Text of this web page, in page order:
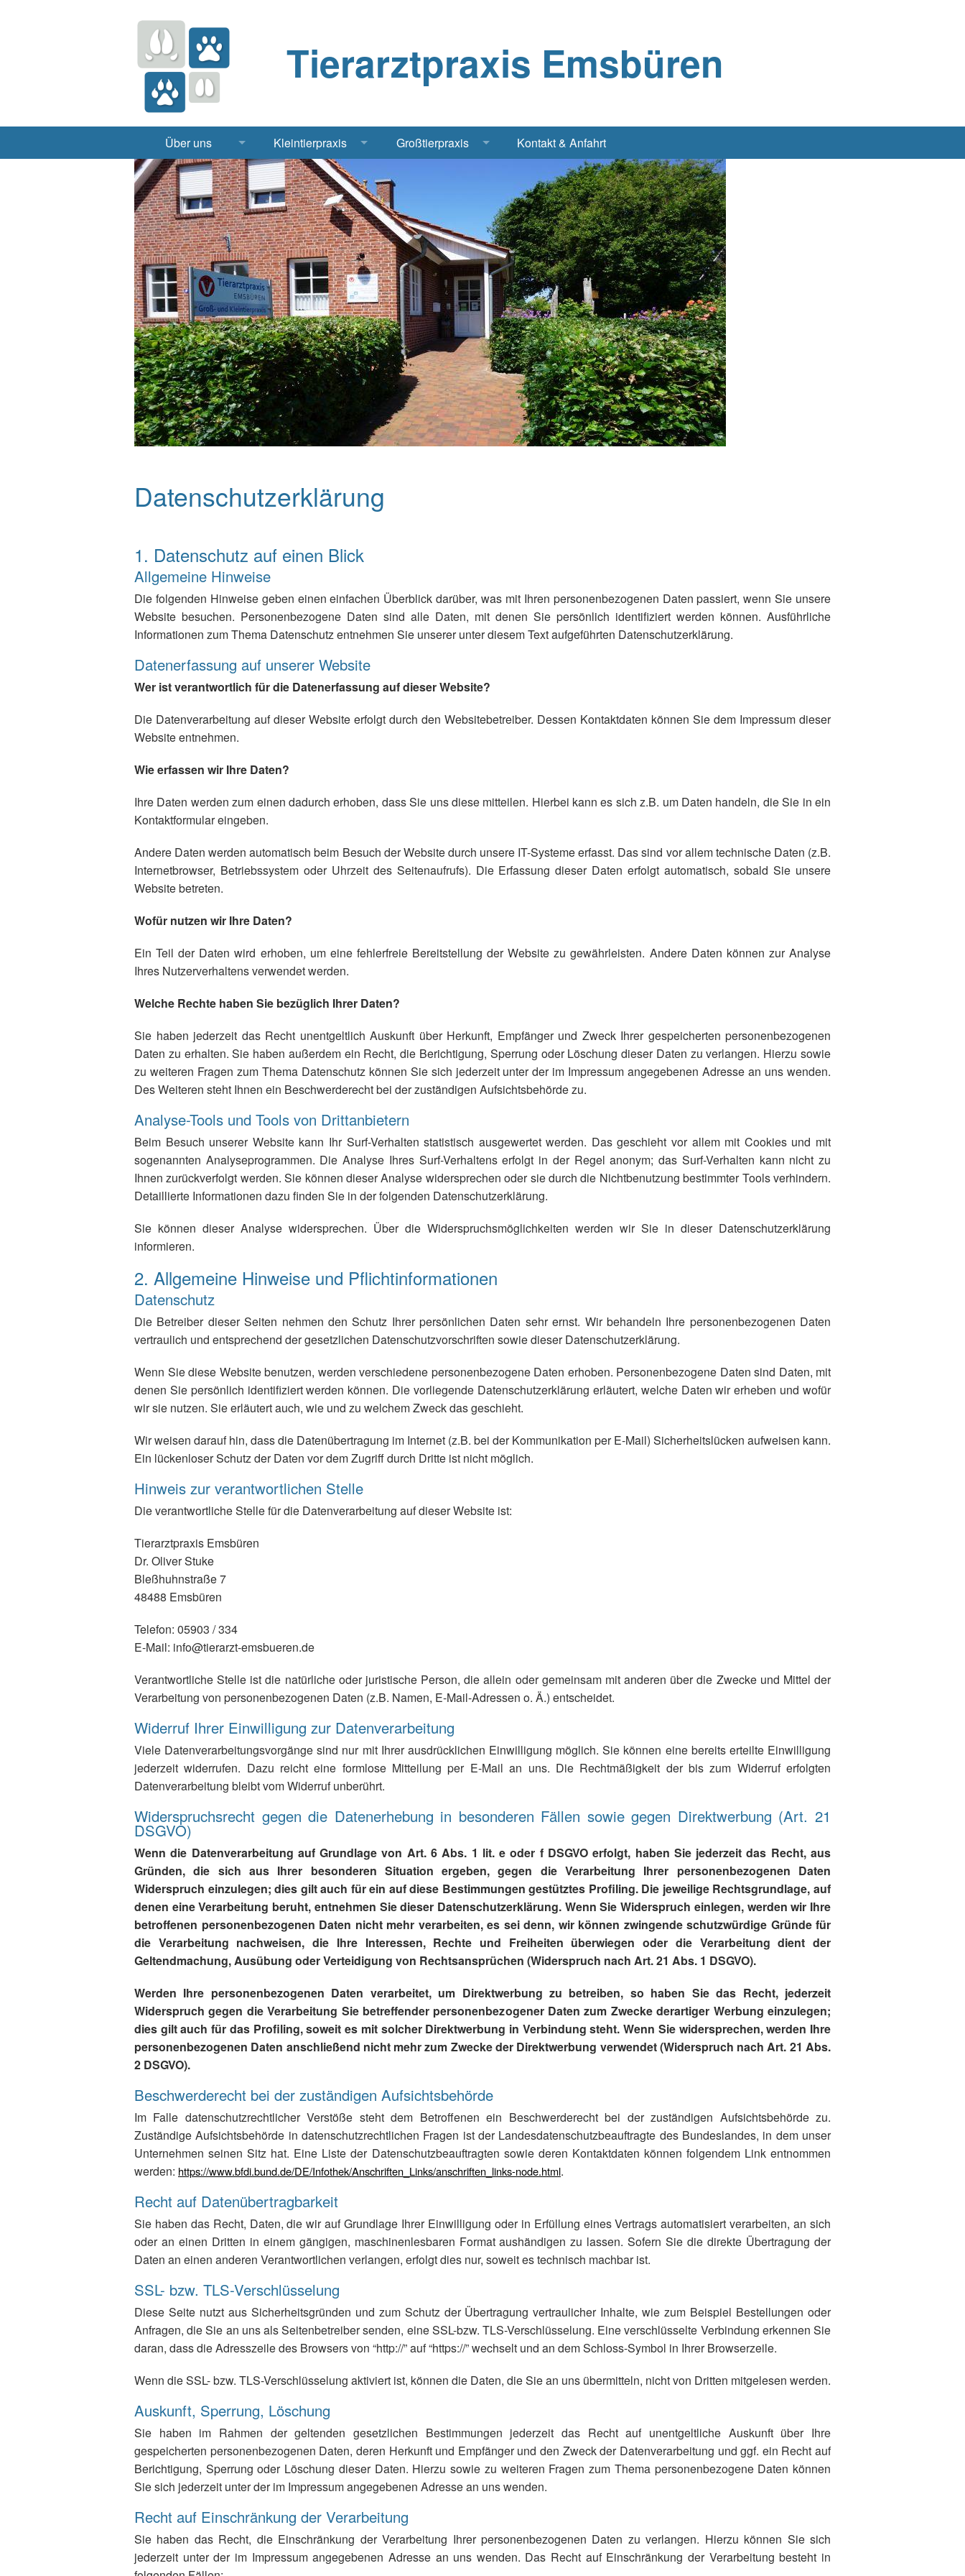
Tierarztpraxis Emsbüren
Über uns
Praxis
Apotheke
Labor
Notdienst
Jobs & Praktikum
Kleintierpraxis
Hund, Katze
Heimtiere
Röntgen Ultraschall Elektrochirurgie Narkose
Großtierpraxis
Bestandsbetreuung Schwein
Bestandsbetreuung Rind
Pferde
Geflügel, Tauben, Hühner
Kontakt & Anfahrt
Datenschutzerklärung
1. Datenschutz auf einen Blick
Allgemeine Hinweise
Die folgenden Hinweise geben einen einfachen Überblick darüber, was mit Ihren personenbezogenen Daten passiert, wenn Sie unsere
Website besuchen. Personenbezogene Daten sind alle Daten, mit denen Sie persönlich identifiziert werden können. Ausführliche
Informationen zum Thema Datenschutz entnehmen Sie unserer unter diesem Text aufgeführten Datenschutzerklärung.
Datenerfassung auf unserer Website
Wer ist verantwortlich für die Datenerfassung auf dieser Website?
Die Datenverarbeitung auf dieser Website erfolgt durch den Websitebetreiber. Dessen Kontaktdaten können Sie dem Impressum dieser
Website entnehmen.
Wie erfassen wir Ihre Daten?
Ihre Daten werden zum einen dadurch erhoben, dass Sie uns diese mitteilen. Hierbei kann es sich z.B. um Daten handeln, die Sie in ein
Kontaktformular eingeben.
Andere Daten werden automatisch beim Besuch der Website durch unsere IT-Systeme erfasst. Das sind vor allem technische Daten (z.B.
Internetbrowser, Betriebssystem oder Uhrzeit des Seitenaufrufs). Die Erfassung dieser Daten erfolgt automatisch, sobald Sie unsere
Website betreten.
Wofür nutzen wir Ihre Daten?
Ein Teil der Daten wird erhoben, um eine fehlerfreie Bereitstellung der Website zu gewährleisten. Andere Daten können zur Analyse
Ihres Nutzerverhaltens verwendet werden.
Welche Rechte haben Sie bezüglich Ihrer Daten?
Sie haben jederzeit das Recht unentgeltlich Auskunft über Herkunft, Empfänger und Zweck Ihrer gespeicherten personenbezogenen
Daten zu erhalten. Sie haben außerdem ein Recht, die Berichtigung, Sperrung oder Löschung dieser Daten zu verlangen. Hierzu sowie
zu weiteren Fragen zum Thema Datenschutz können Sie sich jederzeit unter der im Impressum angegebenen Adresse an uns wenden.
Des Weiteren steht Ihnen ein Beschwerderecht bei der zuständigen Aufsichtsbehörde zu.
Analyse-Tools und Tools von Drittanbietern
Beim Besuch unserer Website kann Ihr Surf-Verhalten statistisch ausgewertet werden. Das geschieht vor allem mit Cookies und mit
sogenannten Analyseprogrammen. Die Analyse Ihres Surf-Verhaltens erfolgt in der Regel anonym; das Surf-Verhalten kann nicht zu
Ihnen zurückverfolgt werden. Sie können dieser Analyse widersprechen oder sie durch die Nichtbenutzung bestimmter Tools verhindern.
Detaillierte Informationen dazu finden Sie in der folgenden Datenschutzerklärung.
Sie können dieser Analyse widersprechen. Über die Widerspruchsmöglichkeiten werden wir Sie in dieser Datenschutzerklärung
informieren.
2. Allgemeine Hinweise und Pflichtinformationen
Datenschutz
Die Betreiber dieser Seiten nehmen den Schutz Ihrer persönlichen Daten sehr ernst. Wir behandeln Ihre personenbezogenen Daten
vertraulich und entsprechend der gesetzlichen Datenschutzvorschriften sowie dieser Datenschutzerklärung.
Wenn Sie diese Website benutzen, werden verschiedene personenbezogene Daten erhoben. Personenbezogene Daten sind Daten, mit
denen Sie persönlich identifiziert werden können. Die vorliegende Datenschutzerklärung erläutert, welche Daten wir erheben und wofür
wir sie nutzen. Sie erläutert auch, wie und zu welchem Zweck das geschieht.
Wir weisen darauf hin, dass die Datenübertragung im Internet (z.B. bei der Kommunikation per E-Mail) Sicherheitslücken aufweisen kann.
Ein lückenloser Schutz der Daten vor dem Zugriff durch Dritte ist nicht möglich.
Hinweis zur verantwortlichen Stelle
Die verantwortliche Stelle für die Datenverarbeitung auf dieser Website ist:
Tierarztpraxis Emsbüren
Dr. Oliver Stuke
Bleßhuhnstraße 7
48488 Emsbüren
Telefon: 05903 / 334
E-Mail: info@tierarzt-emsbueren.de
Verantwortliche Stelle ist die natürliche oder juristische Person, die allein oder gemeinsam mit anderen über die Zwecke und Mittel der
Verarbeitung von personenbezogenen Daten (z.B. Namen, E-Mail-Adressen o. Ä.) entscheidet.
Widerruf Ihrer Einwilligung zur Datenverarbeitung
Viele Datenverarbeitungsvorgänge sind nur mit Ihrer ausdrücklichen Einwilligung möglich. Sie können eine bereits erteilte Einwilligung
jederzeit widerrufen. Dazu reicht eine formlose Mitteilung per E-Mail an uns. Die Rechtmäßigkeit der bis zum Widerruf erfolgten
Datenverarbeitung bleibt vom Widerruf unberührt.
Widerspruchsrecht gegen die Datenerhebung in besonderen Fällen sowie gegen Direktwerbung (Art. 21
DSGVO)
Wenn die Datenverarbeitung auf Grundlage von Art. 6 Abs. 1 lit. e oder f DSGVO erfolgt, haben Sie jederzeit das Recht, aus
Gründen, die sich aus Ihrer besonderen Situation ergeben, gegen die Verarbeitung Ihrer personenbezogenen Daten
Widerspruch einzulegen; dies gilt auch für ein auf diese Bestimmungen gestütztes Profiling. Die jeweilige Rechtsgrundlage, auf
denen eine Verarbeitung beruht, entnehmen Sie dieser Datenschutzerklärung. Wenn Sie Widerspruch einlegen, werden wir Ihre
betroffenen personenbezogenen Daten nicht mehr verarbeiten, es sei denn, wir können zwingende schutzwürdige Gründe für
die Verarbeitung nachweisen, die Ihre Interessen, Rechte und Freiheiten überwiegen oder die Verarbeitung dient der
Geltendmachung, Ausübung oder Verteidigung von Rechtsansprüchen (Widerspruch nach Art. 21 Abs. 1 DSGVO).
Werden Ihre personenbezogenen Daten verarbeitet, um Direktwerbung zu betreiben, so haben Sie das Recht, jederzeit
Widerspruch gegen die Verarbeitung Sie betreffender personenbezogener Daten zum Zwecke derartiger Werbung einzulegen;
dies gilt auch für das Profiling, soweit es mit solcher Direktwerbung in Verbindung steht. Wenn Sie widersprechen, werden Ihre
personenbezogenen Daten anschließend nicht mehr zum Zwecke der Direktwerbung verwendet (Widerspruch nach Art. 21 Abs.
2 DSGVO).
Beschwerderecht bei der zuständigen Aufsichtsbehörde
Im Falle datenschutzrechtlicher Verstöße steht dem Betroffenen ein Beschwerderecht bei der zuständigen Aufsichtsbehörde zu.
Zuständige Aufsichtsbehörde in datenschutzrechtlichen Fragen ist der Landesdatenschutzbeauftragte des Bundeslandes, in dem unser
Unternehmen seinen Sitz hat. Eine Liste der Datenschutzbeauftragten sowie deren Kontaktdaten können folgendem Link entnommen
werden: https://www.bfdi.bund.de/DE/Infothek/Anschriften_Links/anschriften_links-node.html.
Recht auf Datenübertragbarkeit
Sie haben das Recht, Daten, die wir auf Grundlage Ihrer Einwilligung oder in Erfüllung eines Vertrags automatisiert verarbeiten, an sich
oder an einen Dritten in einem gängigen, maschinenlesbaren Format aushändigen zu lassen. Sofern Sie die direkte Übertragung der
Daten an einen anderen Verantwortlichen verlangen, erfolgt dies nur, soweit es technisch machbar ist.
SSL- bzw. TLS-Verschlüsselung
Diese Seite nutzt aus Sicherheitsgründen und zum Schutz der Übertragung vertraulicher Inhalte, wie zum Beispiel Bestellungen oder
Anfragen, die Sie an uns als Seitenbetreiber senden, eine SSL-bzw. TLS-Verschlüsselung. Eine verschlüsselte Verbindung erkennen Sie
daran, dass die Adresszeile des Browsers von “http://” auf “https://” wechselt und an dem Schloss-Symbol in Ihrer Browserzeile.
Wenn die SSL- bzw. TLS-Verschlüsselung aktiviert ist, können die Daten, die Sie an uns übermitteln, nicht von Dritten mitgelesen werden.
Auskunft, Sperrung, Löschung
Sie haben im Rahmen der geltenden gesetzlichen Bestimmungen jederzeit das Recht auf unentgeltliche Auskunft über Ihre
gespeicherten personenbezogenen Daten, deren Herkunft und Empfänger und den Zweck der Datenverarbeitung und ggf. ein Recht auf
Berichtigung, Sperrung oder Löschung dieser Daten. Hierzu sowie zu weiteren Fragen zum Thema personenbezogene Daten können
Sie sich jederzeit unter der im Impressum angegebenen Adresse an uns wenden.
Recht auf Einschränkung der Verarbeitung
Sie haben das Recht, die Einschränkung der Verarbeitung Ihrer personenbezogenen Daten zu verlangen. Hierzu können Sie sich
jederzeit unter der im Impressum angegebenen Adresse an uns wenden. Das Recht auf Einschränkung der Verarbeitung besteht in